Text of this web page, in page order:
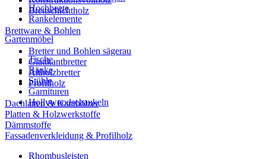
Hochbeete
Rankelemente
Gartenmöbel
Tische
Bänke
Stühle
Garnituren
Hollywoodschaukeln
Brettschichtholz
Brettware & Bohlen
Bretter und Bohlen sägerau
Glattkantbretter
Altholzbretter
Profilholz
Dachlatten & Kanthölzer
Platten & Holzwerkstoffe
Dämmstoffe
Fassadenverkleidung & Profilholz
Rhombusleisten